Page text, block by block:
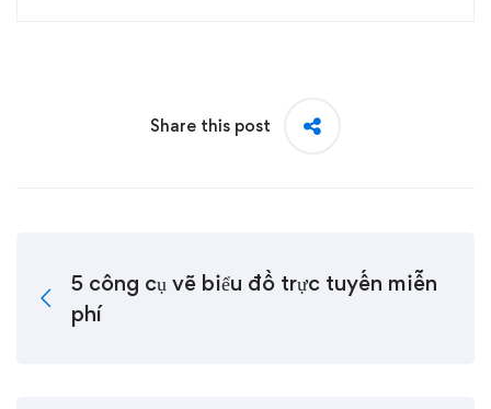
Share this post
5 công cụ vẽ biểu đồ trực tuyến miễn
phí